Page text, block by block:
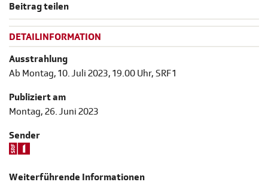
Beitrag teilen
DETAILINFORMATION
Ausstrahlung
Ab Montag, 10. Juli 2023, 19.00 Uhr, SRF 1
Publiziert am
Montag, 26. Juni 2023
Sender
Weiterführende Informationen